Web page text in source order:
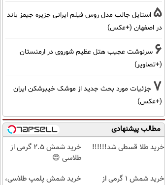
5 استایل جالب مدل روس فیلم ایرانی جزیره جیمز باند
در اصفهان (+عکس)
6 سرنوشت عجیب هتل عظیم شوروی در ارمنستان
(+تصاویر)
7 جزئیات مورد بحث جدید از موشک خیبرشکن ایران
(+عکس)
مطالب پیشنهادی
خرید طلا قسطی شد!!!!!!
خرید شمش 2.5 گرمی از
طلاسی 😍
خرید شمش 1 گرمی از
خرید شمش پلمپ طلاسی،